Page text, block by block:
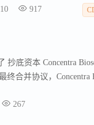
整合。917
底资本 Concentra
终合并协议，
，致力于开发以IgM为
267